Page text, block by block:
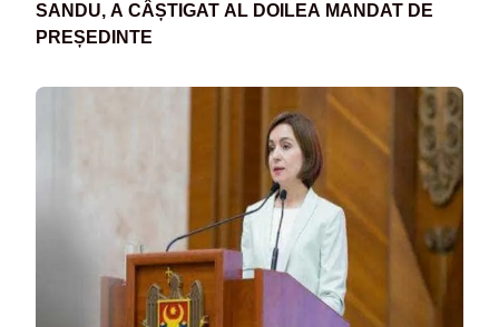
SANDU, A CÂȘTIGAT AL DOILEA MANDAT DE
PREȘEDINTE